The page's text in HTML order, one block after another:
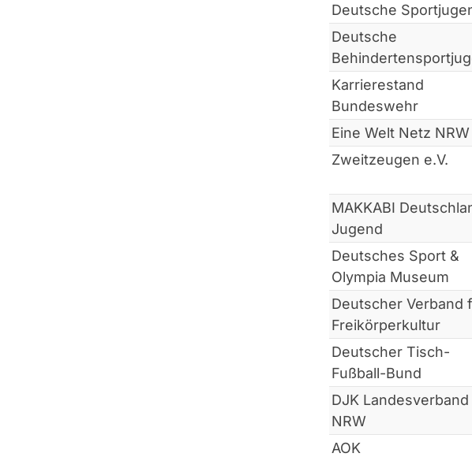
Deutsche
Deutsche
Karrierestand
Bundeswehr
Eine Welt Netz NRW
Zweitzeugen e.V.
MAKKABI
Jugend
Deutsches Sport &
Olympia Museum
Deutscher Verband
Freikörperkultur
Deutscher Tisch-
Fußball-Bund
DJK Landesverband
NRW
AOK